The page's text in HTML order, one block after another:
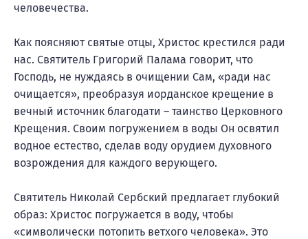
человечества.
Как поясняют святые отцы, Христос крестился ради
нас. Святитель Григорий Палама говорит, что
Господь, не нуждаясь в очищении Сам, «ради нас
очищается», преобразуя иорданское крещение в
вечный источник благодати – таинство Церковного
Крещения. Своим погружением в воды Он освятил
водное естество, сделав воду орудием духовного
возрождения для каждого верующего.
Святитель Николай Сербский предлагает глубокий
образ: Христос погружается в воду, чтобы
«символически потопить ветхого человека». Это